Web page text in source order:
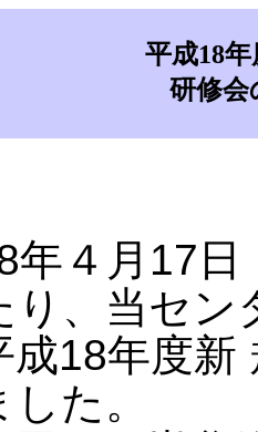
平成18
研修会
４月17日
り、当セン
成18年度新
た。